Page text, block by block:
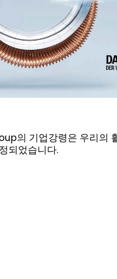
의 기업강령은 우리의
되었습니다.